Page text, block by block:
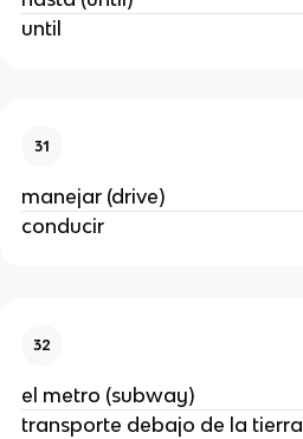
until
31
manejar (drive)
conducir
32
el metro (subway)
transporte debajo de la tierra